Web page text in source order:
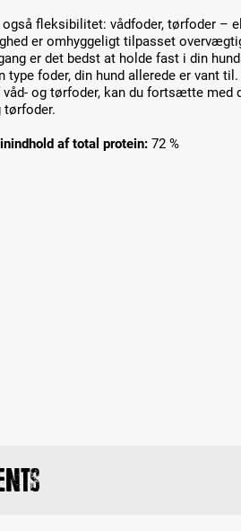
fleksibilitet: vådfoder, tørfoder –
er omhyggeligt tilpasset
er det bedst at holde fast i din
foder, din hund allerede er vant til.
og tørfoder, kan du fortsætte med
tørfoder.
af total protein: 72 %